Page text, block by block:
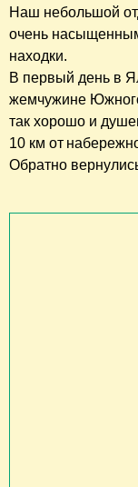
Наш небольшой
очень
находки.
В первый день в
жемчужине
так хорошо и
10 км от
Обратно